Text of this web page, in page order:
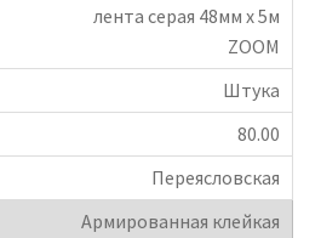
лента серая 48мм х 5м
ZOOM
Штука
80.00
Переясловская
Армированная клейкая